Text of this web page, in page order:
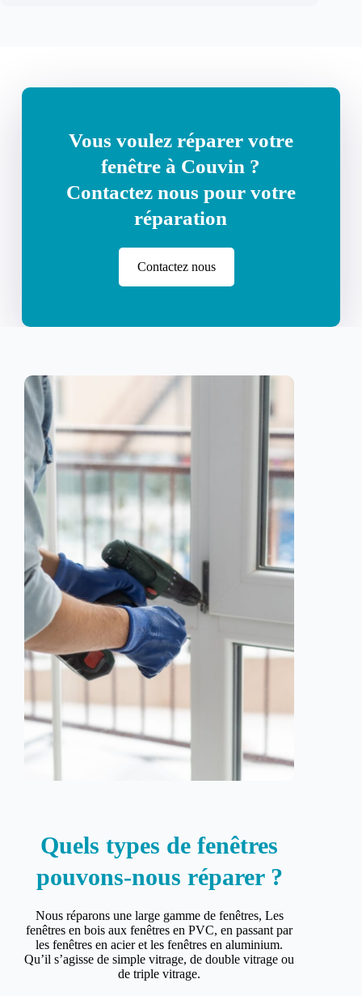
Vous voulez réparer votre
fenêtre à Couvin ?
Contactez nous pour votre
réparation
Contactez nous
Quels types de fenêtres
pouvons-nous réparer ?
Nous réparons une large gamme de fenêtres, Les
fenêtres en bois aux fenêtres en PVC, en passant par
les fenêtres en acier et les fenêtres en aluminium.
Qu’il s’agisse de simple vitrage, de double vitrage ou
de triple vitrage.